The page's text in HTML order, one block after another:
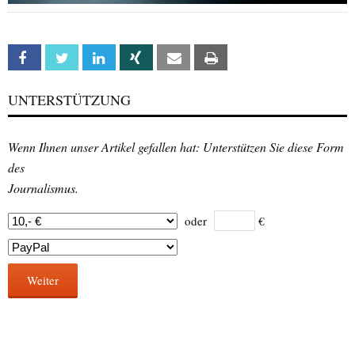
Facebook Twitter Linkedin Xing Email
UNTERSTÜTZUNG
Wenn Ihnen unser Artikel gefallen hat: Unterstützen Sie diese Form
des
Journalismus.
oder €
Weiter